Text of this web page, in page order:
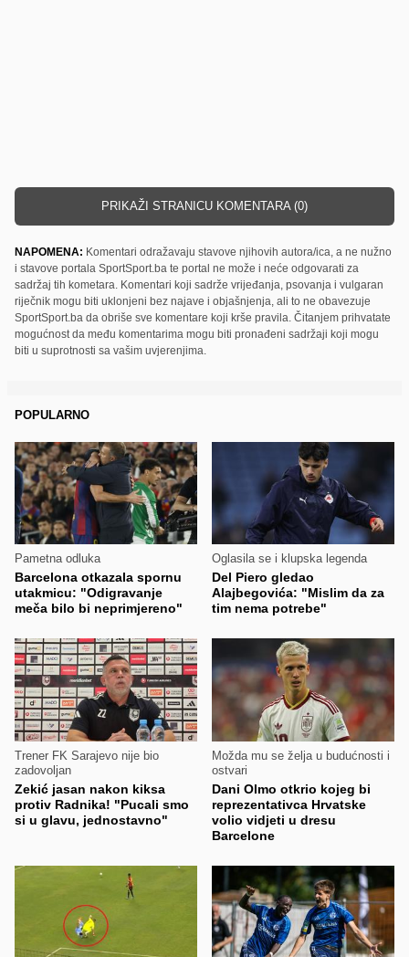
PRIKAŽI STRANICU KOMENTARA (0)
NAPOMENA: Komentari odražavaju stavove njihovih autora/ica, a ne nužno
i stavove portala SportSport.ba te portal ne može i neće odgovarati za
sadržaj tih kometara. Komentari koji sadrže vrijeđanja, psovanja i vulgaran
riječnik mogu biti uklonjeni bez najave i objašnjenja, ali to ne obavezuje
SportSport.ba da obriše sve komentare koji krše pravila. Čitanjem prihvatate
mogućnost da među komentarima mogu biti pronađeni sadržaji koji mogu
biti u suprotnosti sa vašim uvjerenjima.
POPULARNO
Pametna odluka
Barcelona otkazala spornu
utakmicu: "Odigravanje
meča bilo bi neprimjereno"
Oglasila se i klupska legenda
Del Piero gledao
Alajbegovića: "Mislim da za
tim nema potrebe"
Trener FK Sarajevo nije bio
zadovoljan
Zekić jasan nakon kiksa
protiv Radnika! "Pucali smo
si u glavu, jednostavno"
Možda mu se želja u budućnosti i
ostvari
Dani Olmo otkrio kojeg bi
reprezentativca Hrvatske
volio vidjeti u dresu
Barcelone